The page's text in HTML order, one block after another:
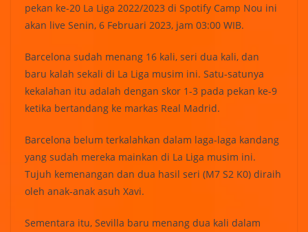
pekan ke-20 La Liga 2022/2023 di Spotify Camp Nou ini
akan live Senin, 6 Februari 2023, jam 03:00 WIB.
Barcelona sudah menang 16 kali, seri dua kali, dan
baru kalah sekali di La Liga musim ini. Satu-satunya
kekalahan itu adalah dengan skor 1-3 pada pekan ke-9
ketika bertandang ke markas Real Madrid.
Barcelona belum terkalahkan dalam laga-laga kandang
yang sudah mereka mainkan di La Liga musim ini.
Tujuh kemenangan dan dua hasil seri (M7 S2 K0) diraih
oleh anak-anak asuh Xavi.
Sementara itu, Sevilla baru menang dua kali dalam